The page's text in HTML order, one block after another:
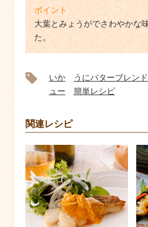
ポイント
大葉とみょうがでさわやかな
た。
いか うにバターブレンド
ュー
簡単レシピ
関連レシピ